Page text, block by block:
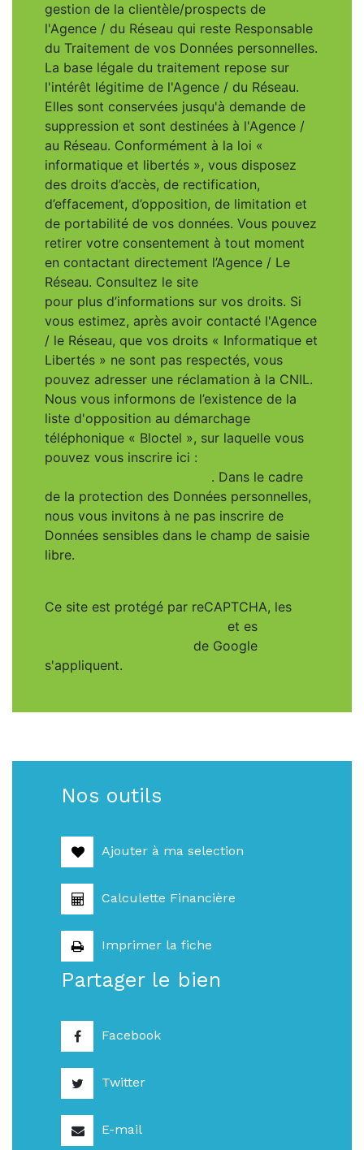
gestion de la clientèle/prospects de
l'Agence / du Réseau qui reste Responsable
du Traitement de vos Données personnelles.
La base légale du traitement repose sur
l'intérêt légitime de l'Agence / du Réseau.
Elles sont conservées jusqu'à demande de
suppression et sont destinées à l'Agence /
au Réseau. Conformément à la loi «
informatique et libertés », vous disposez
des droits d’accès, de rectification,
d’effacement, d’opposition, de limitation et
de portabilité de vos données. Vous pouvez
retirer votre consentement à tout moment
en contactant directement l’Agence / Le
Réseau. Consultez le site
pour plus d’informations sur vos droits. Si
vous estimez, après avoir contacté l'Agence
/ le Réseau, que vos droits « Informatique et
Libertés » ne sont pas respectés, vous
pouvez adresser une réclamation à la CNIL.
Nous vous informons de l’existence de la
liste d'opposition au démarchage
téléphonique « Bloctel », sur laquelle vous
pouvez vous inscrire ici :
. Dans le cadre
de la protection des Données personnelles,
nous vous invitons à ne pas inscrire de
Données sensibles dans le champ de saisie
libre.
Ce site est protégé par reCAPTCHA, les
et es
de Google
s'appliquent.
Nos outils
Ajouter à ma selection
Calculette Financière
Imprimer la fiche
Partager le bien
Facebook
Twitter
E-mail